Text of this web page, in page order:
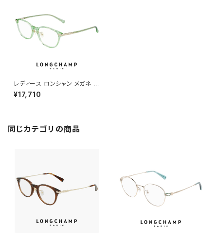
レディース ロンシャン メガネ lo
2702lbj-333 52mm longch
amp 眼鏡 ジャパンフィット アジ
レンズ発送
¥17,710
同じカテゴリの商品